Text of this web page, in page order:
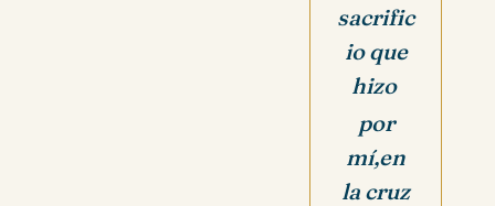
sacrific
io que
hizo
por
mí,en
la cruz